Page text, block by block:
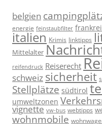
belgien
energie feinstaubfilter
italien Krimis linktipps
Mittelalter
reifendruck Reiserecht
schweiz sicherheit
Stellplätze südtirol
umweltzonen
vignette vw-bus webtipps
wohnmobile